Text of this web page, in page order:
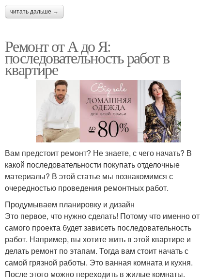
читать дальше →
Ремонт от А до Я:
последовательность работ в
квартире
Вам предстоит ремонт? Не знаете, с чего начать? В
какой последовательности покупать отделочные
материалы? В этой статье мы познакомимся с
очередностью проведения ремонтных работ.
Продумываем планировку и дизайн
Это первое, что нужно сделать! Потому что именно от
самого проекта будет зависеть последовательность
работ. Например, вы хотите жить в этой квартире и
делать ремонт по этапам. Тогда вам стоит начать с
самой грязной работы. Это ванная комната и кухня.
После этого можно переходить в жилые комнаты.